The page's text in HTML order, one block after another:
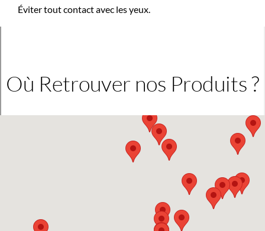
Éviter tout contact avec les yeux.
Où Retrouver nos Produits ?